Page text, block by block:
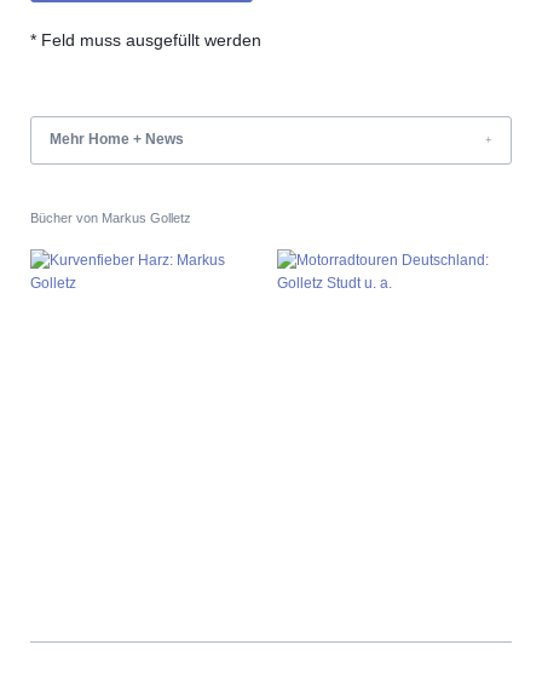
* Feld muss ausgefüllt werden
Mehr Home + News
Bücher von Markus Golletz